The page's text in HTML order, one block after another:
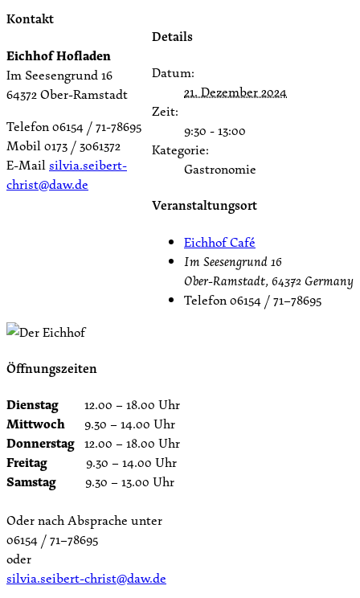
Details
Datum:
21. Dezember 2024
Zeit:
9:30 - 13:00
Kategorie:
Gastronomie
Veranstaltungsort
Eichhof Café
Im Seesengrund 16
Ober-Ramstadt, 64372 Germany
Telefon06154 / 71–78695
Kontakt
Eichhof Hofladen
Im Seesengrund 16
64372 Ober-Ramstadt
Telefon 06154 / 71-78695
Mobil 0173 / 3061372
E-Mailsilvia.seibert-
christ@daw.de
Öffnungszeiten
Dienstag 12.00 – 18.00 Uhr
Mittwoch 9.30 – 14.00 Uhr
Donnerstag 12.00 – 18.00 Uhr
Freitag 9.30 – 14.00 Uhr
Samstag 9.30 – 13.00 Uhr
Oder nach Absprache unter
06154 / 71–78695
oder
silvia.seibert-christ@daw.de